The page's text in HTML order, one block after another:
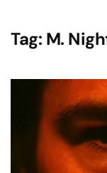
Tag: M.